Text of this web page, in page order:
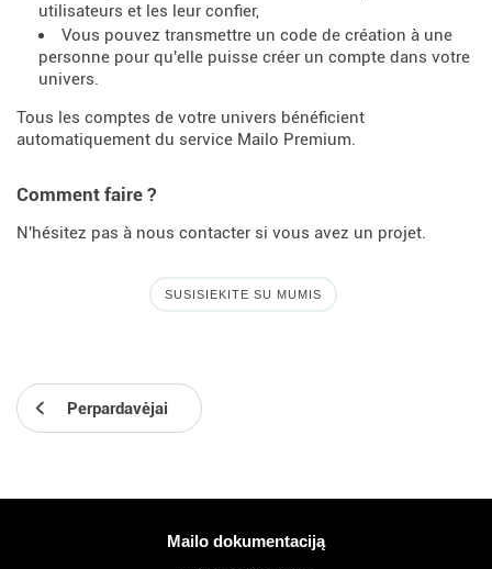
utilisateurs et les leur confier,
Vous pouvez transmettre un code de création à une
personne pour qu'elle puisse créer un compte dans votre
univers.
Tous les comptes de votre univers bénéficient
automatiquement du service Mailo Premium.
Comment faire ?
N'hésitez pas à nous contacter si vous avez un projet.
SUSISIEKITE SU MUMIS
Perpardavėjai
Daugiau informacijosMailo dokumentaciją